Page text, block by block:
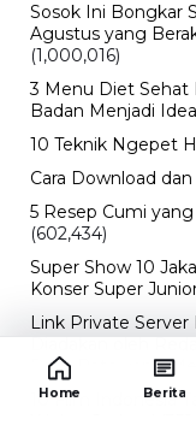
Sosok Ini Bongkar
Agustus yang
(1,000,016)
3 Menu Diet Sehat
Badan Menjadi
10 Teknik Ngepet
Cara Download
5 Resep Cumi
(602,434)
Super Show 10
Konser Super
Link Private Server
Diadakan oleh
Drop Rate yang
10 Film Indonesia
Home Berita